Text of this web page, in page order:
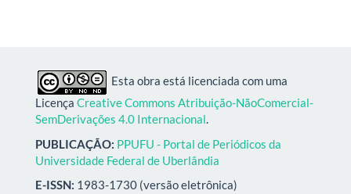
Esta obra está licenciada com uma
Licença Creative Commons Atribuição-NãoComercial-
SemDerivações 4.0 Internacional.
PUBLICAÇÃO: PPUFU - Portal de Periódicos da
Universidade Federal de Uberlândia
E-ISSN: 1983-1730 (versão eletrônica)